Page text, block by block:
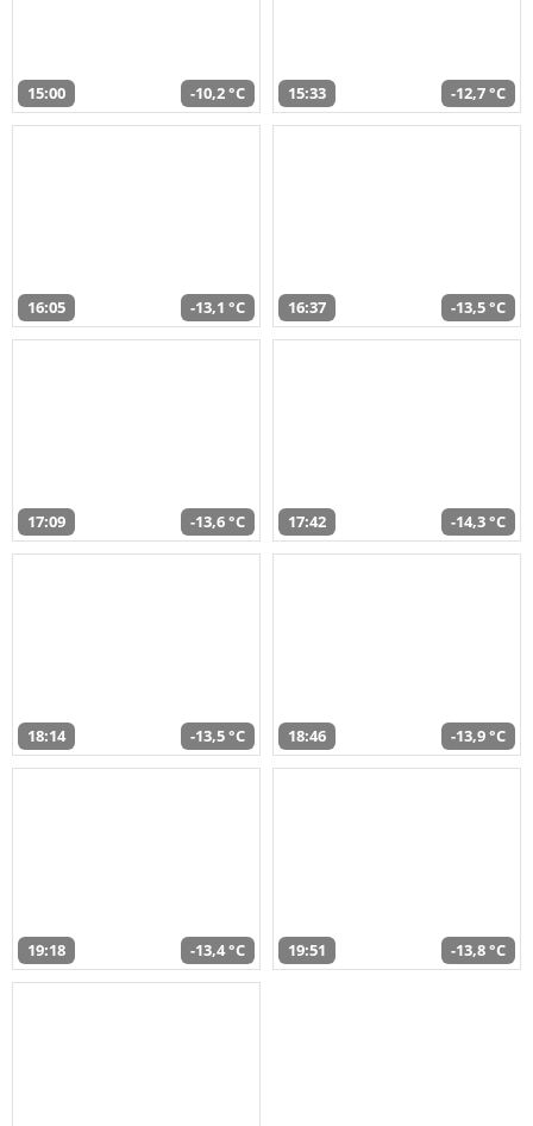
15:00 -10,2 °C 15:33 -12,7 °C
16:05 -13,1 °C 16:37 -13,5 °C
17:09 -13,6 °C 17:42 -14,3 °C
18:14 -13,5 °C 18:46 -13,9 °C
19:18 -13,4 °C 19:51 -13,8 °C